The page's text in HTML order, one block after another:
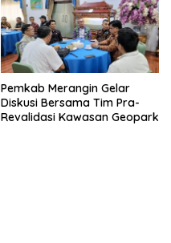
Pemkab Merangin Gelar
Diskusi Bersama Tim Pra-
Revalidasi Kawasan Geopark